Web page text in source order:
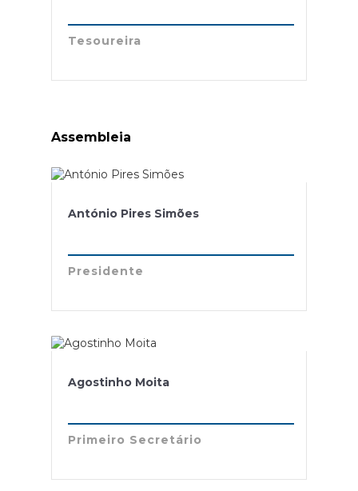
Tesoureira
Assembleia
António Pires Simões
Presidente
Agostinho Moita
Primeiro Secretário